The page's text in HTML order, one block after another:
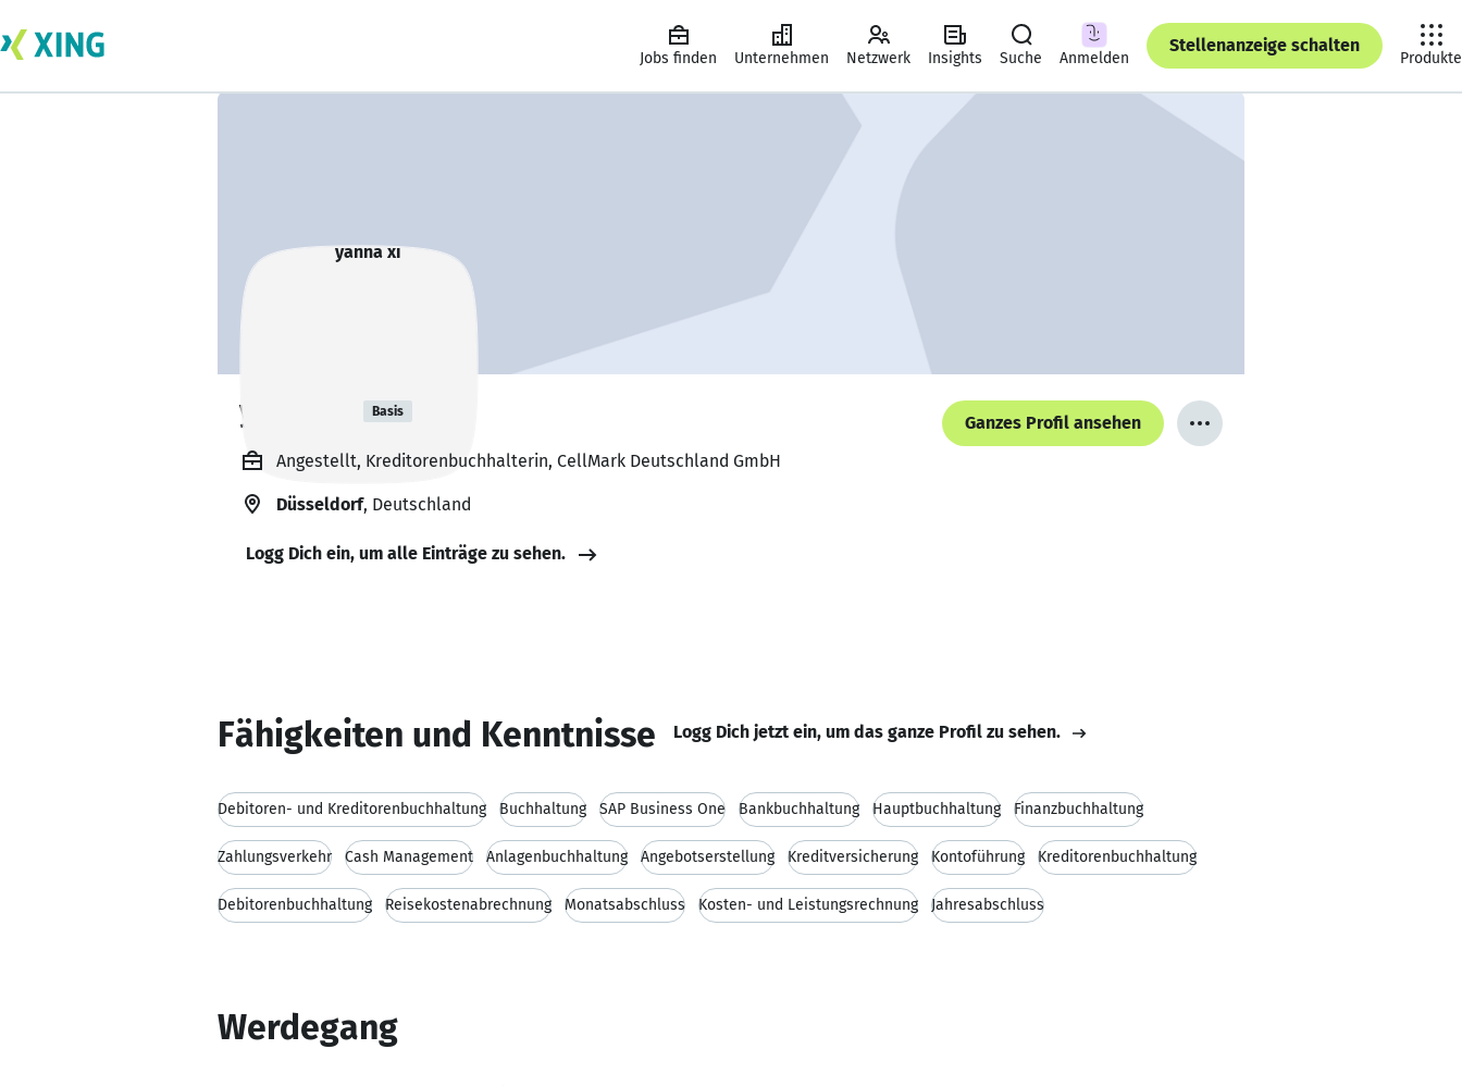
Jobs finden Unternehmen Netzwerk Insights Suche Anmelden
Stellenanzeige schalten
Produkte
yanna xi Basis
Ganzes Profil ansehen
Angestellt, Kreditorenbuchhalterin, CellMark Deutschland GmbH
Düsseldorf, Deutschland
Logg Dich ein, um alle Einträge zu sehen.
Fähigkeiten und Kenntnisse Logg Dich jetzt ein, um das ganze Profil zu sehen.
Debitoren- und Kreditorenbuchhaltung Buchhaltung SAP Business One Bankbuchhaltung Hauptbuchhaltung Finanzbuchhaltung
Zahlungsverkehr Cash Management Anlagenbuchhaltung Angebotserstellung Kreditversicherung Kontoführung Kreditorenbuchhaltung
Debitorenbuchhaltung Reisekostenabrechnung Monatsabschluss Kosten- und Leistungsrechnung Jahresabschluss
Werdegang